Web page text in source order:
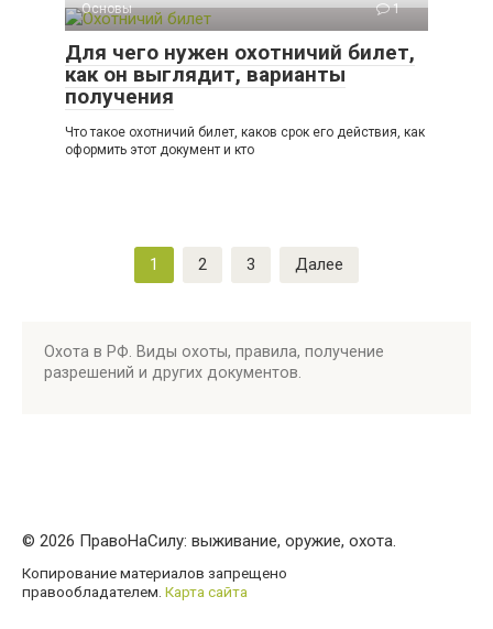
Основы 1
Для чего нужен охотничий билет,
как он выглядит, варианты
получения
Что такое охотничий билет, каков срок его действия, как
оформить этот документ и кто
1 2 3 Далее
Охота в РФ. Виды охоты, правила, получение
разрешений и других документов.
© 2026 ПравоНаСилу: выживание, оружие, охота.
Копирование материалов запрещено
правообладателем. Карта сайта